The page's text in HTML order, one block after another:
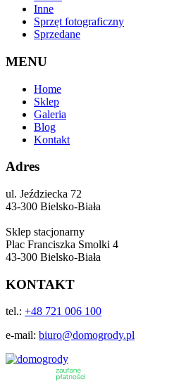
Inne
Sprzęt fotograficzny
Sprzedane
MENU
Home
Sklep
Galeria
Blog
Kontakt
Adres
ul. Jeździecka 72
43-300 Bielsko-Biała
Sklep stacjonarny
Plac Franciszka Smolki 4
43-300 Bielsko-Biała
KONTAKT
tel.: +48 721 006 100
e-mail: biuro@domogrody.pl